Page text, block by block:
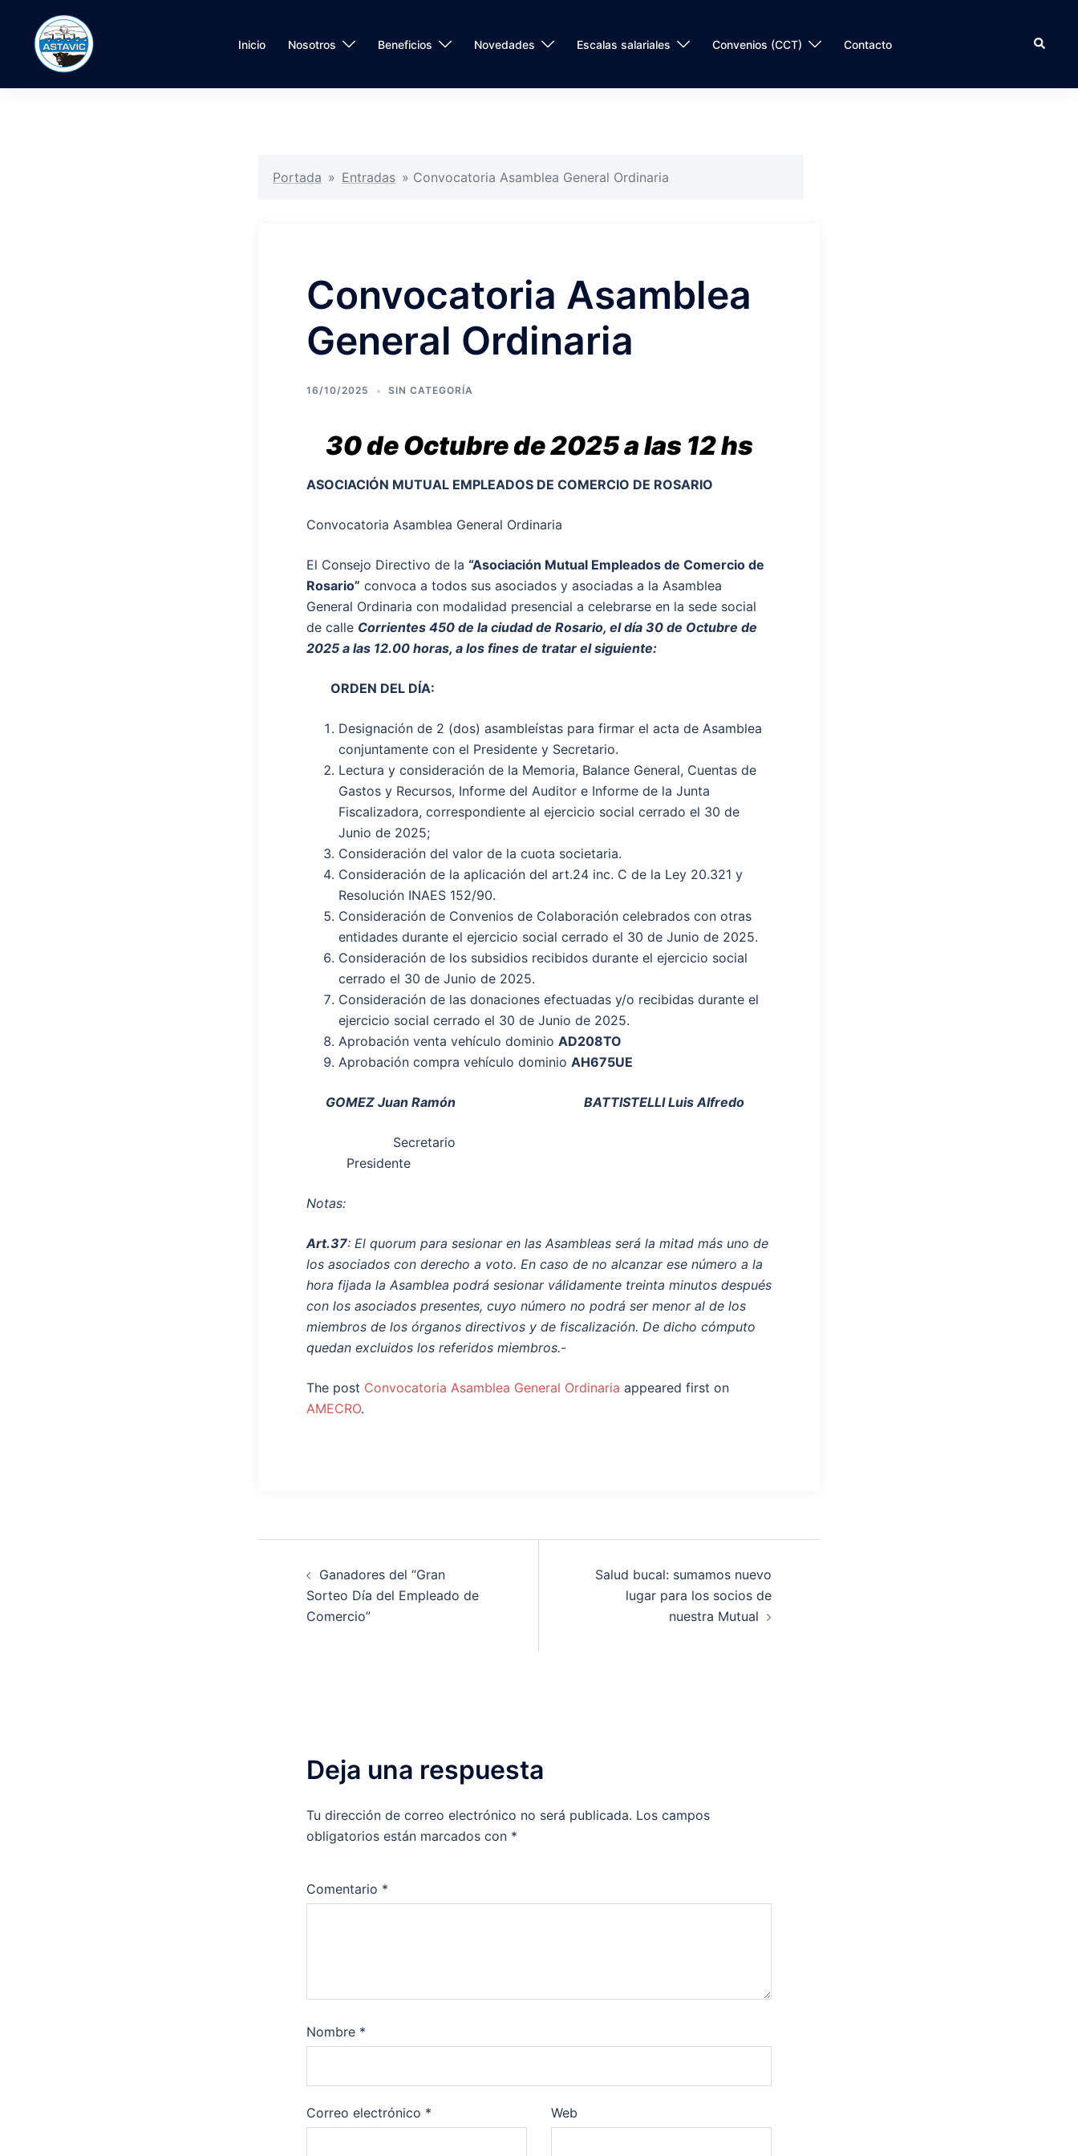
Inicio Nosotros Beneficios Novedades Escalas salariales Convenios (CCT) Contacto
Portada » Entradas » Convocatoria Asamblea General Ordinaria
Convocatoria Asamblea
General Ordinaria
16/10/2025 SIN CATEGORÍA
30 de Octubre de 2025 a las 12 hs
ASOCIACIÓN MUTUAL EMPLEADOS DE COMERCIO DE ROSARIO
Convocatoria Asamblea General Ordinaria
El Consejo Directivo de la “Asociación Mutual Empleados de Comercio de
Rosario” convoca a todos sus asociados y asociadas a la Asamblea
General Ordinaria con modalidad presencial a celebrarse en la sede social
de calle Corrientes 450 de la ciudad de Rosario, el día 30 de Octubre de
2025 a las 12.00 horas, a los fines de tratar el siguiente:
ORDEN DEL DÍA:
Designación de 2 (dos) asambleístas para firmar el acta de Asamblea
conjuntamente con el Presidente y Secretario.
Lectura y consideración de la Memoria, Balance General, Cuentas de
Gastos y Recursos, Informe del Auditor e Informe de la Junta
Fiscalizadora, correspondiente al ejercicio social cerrado el 30 de
Junio de 2025;
Consideración del valor de la cuota societaria.
Consideración de la aplicación del art.24 inc. C de la Ley 20.321 y
Resolución INAES 152/90.
Consideración de Convenios de Colaboración celebrados con otras
entidades durante el ejercicio social cerrado el 30 de Junio de 2025.
Consideración de los subsidios recibidos durante el ejercicio social
cerrado el 30 de Junio de 2025.
Consideración de las donaciones efectuadas y/o recibidas durante el
ejercicio social cerrado el 30 de Junio de 2025.
Aprobación venta vehículo dominio AD208TO
Aprobación compra vehículo dominio AH675UE
GOMEZ Juan Ramón BATTISTELLI Luis Alfredo
Secretario
Presidente
Notas:
Art.37: El quorum para sesionar en las Asambleas será la mitad más uno de
los asociados con derecho a voto. En caso de no alcanzar ese número a la
hora fijada la Asamblea podrá sesionar válidamente treinta minutos después
con los asociados presentes, cuyo número no podrá ser menor al de los
miembros de los órganos directivos y de fiscalización. De dicho cómputo
quedan excluidos los referidos miembros.-
The post Convocatoria Asamblea General Ordinaria appeared first on
AMECRO.
Ganadores del “Gran
Sorteo Día del Empleado de
Comercio”
Salud bucal: sumamos nuevo
lugar para los socios de
nuestra Mutual
Deja una respuesta
Tu dirección de correo electrónico no será publicada. Los campos
obligatorios están marcados con *
Comentario *
Nombre *
Correo electrónico * Web